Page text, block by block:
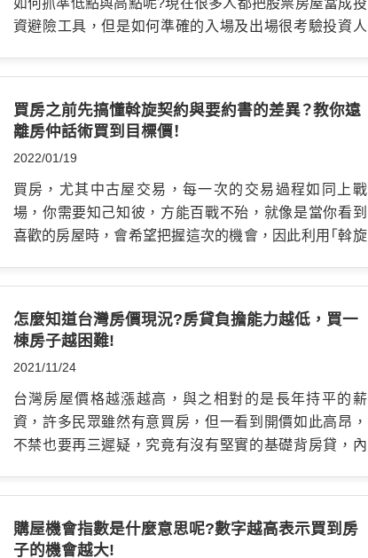
家可以依照真正的要求，挑到對自己最有利的生活環
裡來?用途是什麼? …
資避險工具，但是如何準確的入場及出場很考驗投資人
像是農民跟著節氣農耕一般。 目前台灣的股市、房市氣象
陷入經濟衰退就像是疫情剛爆發那時，大量民生活動、經
濟停擺，因此為了讓市場活絡，央行開始向銀行提供更
多貨幣，使市場保持流動性，並同時降低利率，讓經濟
能夠快速回升，而這是經濟周期的第一個階段。 第二階
段來臨，當市場資金充足並且低利率的情況下，股市會
53%。 可隨著貨幣增多、原物料卡關，通貨膨脹的情形愈
發明顯，使得能源價格漲、原物料漲，股市藉此達到一週
期波段的高點，之後的加權指數更在1萬6與1萬8之間來
來回回，因此第三階段啟動了。 在第三階段，對於利率
較為敏感的房地產市場受到影響，由於利率降低，民眾
的購屋慾望上升，使得建商、民眾的借貸額增加，銀行的
嚴重的通膨。 之後就是對抗通膨的故事 為了與通膨抗
買房之前先搞懂斡旋契約與要約書的差異？教你遠
離房仲話術買到目標價！
2022/01/19
買房，尤其中古屋交易，每一次的交易過程如同上戰
場，你需要知己知彼，方能百戰不殆，就像是當你看到
喜歡的房屋時，會希望把握這次的機會，因此利用「斡旋
心自己出的價，是不是比別人低喔! 什麼是斡旋契約?…
怎麼知道台灣房價現況?房貸負擔能力越低，買一
棟房子越困難!
2021/11/24
台灣房屋價格越漲越高，與之相對的是長年持平的薪
資，許多民眾雖然有意買房，但一看到開價如此高昂，
不禁也要再三遲疑，究竟有沒有堅實的基礎背房貸，內
平均也要花費9年來買房，全國的房貸負擔能力，降到了
購屋機會指數是什麼意思呢?數字越高表示買到房
子的機會越大!